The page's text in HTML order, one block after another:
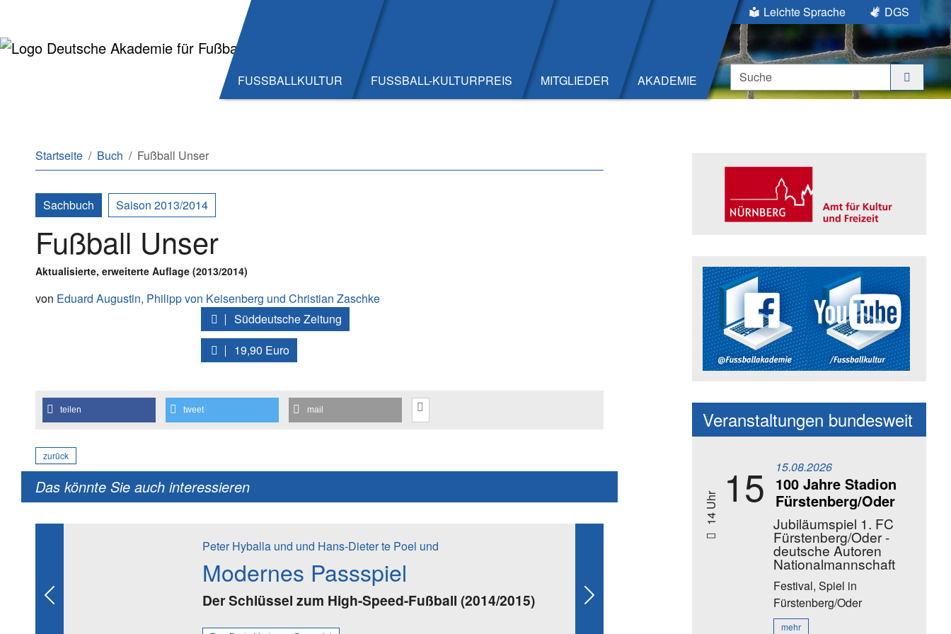
FUSSBALLKULTUR FUSSBALL-KULTURPREIS MITGLIEDER AKADEMIE
Leichte Sprache
DGS
Suche
Sie sind hier:
Startseite Buch Fußball Unser
Sachbuch Saison 2013/2014
Fußball Unser
Aktualisierte, erweiterte Auflage (2013/2014)
von Eduard Augustin, Philipp von Keisenberg und Christian Zaschke
Süddeutsche Zeitung
19,90 Euro
teilen tweet mail
zurück
Das könnte Sie auch interessieren
Peter Hyballa und und Hans-Dieter te Poel und
Modernes Passspiel
Der Schlüssel zum High-Speed-Fußball (2014/2015)
Previous Next
Social Media Kanäle der
Veranstaltungen bundesweit
14 Uhr 15 15.08.2026
100 Jahre Stadion
Fürstenberg/Oder
Jubiläumspiel 1. FC
Fürstenberg/Oder -
deutsche Autoren
Nationalmannschaft
Festival, Spiel in
Fürstenberg/Oder
mehr